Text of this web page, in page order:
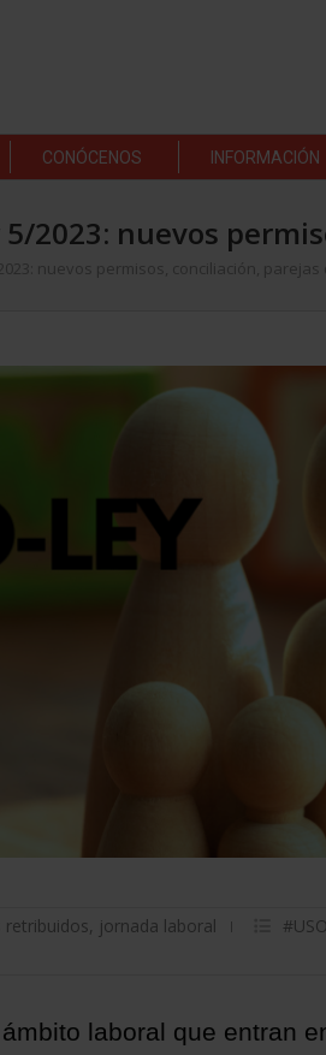
CONÓCENOS INFORMACIÓN
2023: nuevos
nuevos permisos, conciliación, parejas
retribuidos, jornada laboral
laboral que entran